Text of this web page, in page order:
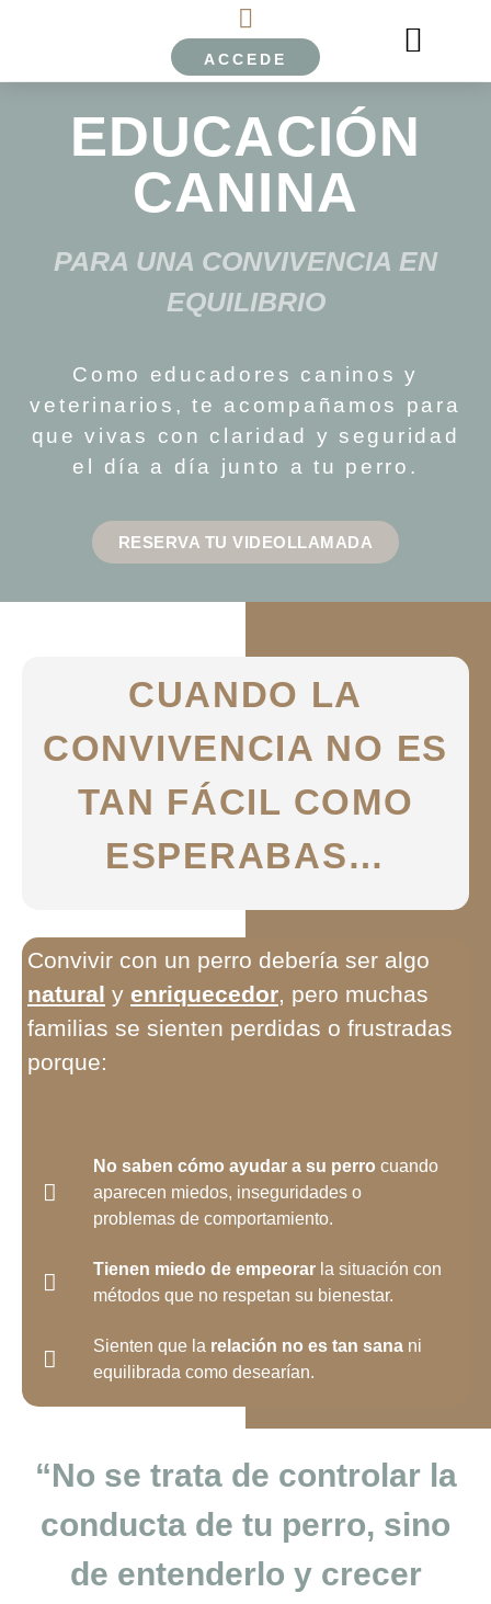
ACCEDE
EDUCACIÓN
CANINA
PARA UNA CONVIVENCIA EN
EQUILIBRIO
Como educadores caninos y
veterinarios, te acompañamos para
que vivas con claridad y seguridad
el día a día junto a tu perro.
RESERVA TU VIDEOLLAMADA
CUANDO LA
CONVIVENCIA NO ES
TAN FÁCIL COMO
ESPERABAS…
Convivir con un perro debería ser algo
natural y enriquecedor, pero muchas
familias se sienten perdidas o frustradas
porque:
No saben cómo ayudar a su perro cuando
aparecen miedos, inseguridades o
problemas de comportamiento.
Tienen miedo de empeorar la situación con
métodos que no respetan su bienestar.
Sienten que la relación no es tan sana ni
equilibrada como desearían.
“No se trata de controlar la
conducta de tu perro, sino
de entenderlo y crecer